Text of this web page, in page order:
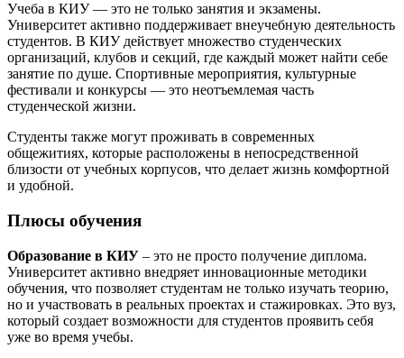
Учеба в КИУ — это не только занятия и экзамены.
Университет активно поддерживает внеучебную деятельность
студентов. В КИУ действует множество студенческих
организаций, клубов и секций, где каждый может найти себе
занятие по душе. Спортивные мероприятия, культурные
фестивали и конкурсы — это неотъемлемая часть
студенческой жизни.
Студенты также могут проживать в современных
общежитиях, которые расположены в непосредственной
близости от учебных корпусов, что делает жизнь комфортной
и удобной.
Плюсы обучения
Образование в КИУ – это не просто получение диплома.
Университет активно внедряет инновационные методики
обучения, что позволяет студентам не только изучать теорию,
но и участвовать в реальных проектах и стажировках. Это вуз,
который создает возможности для студентов проявить себя
уже во время учебы.